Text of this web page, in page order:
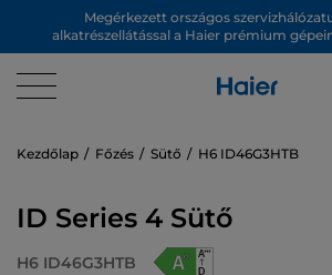
Megérkezett országos
alkatrészellátással a Haier prémium
támogatásáért!
Kezdőlap Főzés Sütő H6 ID46G3HTB
ID Series 4 Sütő
H6 ID46G3HTB